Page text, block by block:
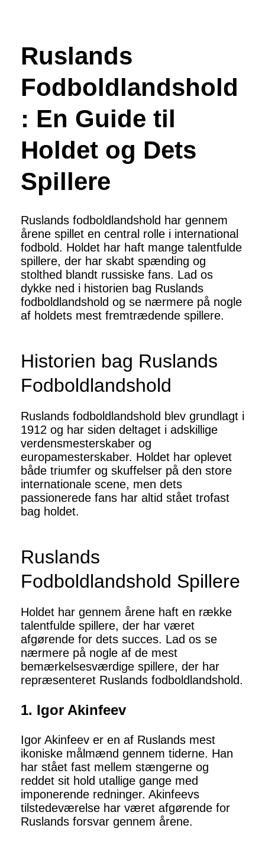
Ruslands
Fodboldlandshold
: En Guide til
Holdet og Dets
Spillere
Ruslands fodboldlandshold har gennem
årene spillet en central rolle i international
fodbold. Holdet har haft mange talentfulde
spillere, der har skabt spænding og
stolthed blandt russiske fans. Lad os
dykke ned i historien bag Ruslands
fodboldlandshold og se nærmere på nogle
af holdets mest fremtrædende spillere.
Historien bag Ruslands
Fodboldlandshold
Ruslands fodboldlandshold blev grundlagt i
1912 og har siden deltaget i adskillige
verdensmesterskaber og
europamesterskaber. Holdet har oplevet
både triumfer og skuffelser på den store
internationale scene, men dets
passionerede fans har altid stået trofast
bag holdet.
Ruslands
Fodboldlandshold Spillere
Holdet har gennem årene haft en række
talentfulde spillere, der har været
afgørende for dets succes. Lad os se
nærmere på nogle af de mest
bemærkelsesværdige spillere, der har
repræsenteret Ruslands fodboldlandshold.
1. Igor Akinfeev
Igor Akinfeev er en af ​​Ruslands mest
ikoniske målmænd gennem tiderne. Han
har stået fast mellem stængerne og
reddet sit hold utallige gange med
imponerende redninger. Akinfeevs
tilstedeværelse har været afgørende for
Ruslands forsvar gennem årene.